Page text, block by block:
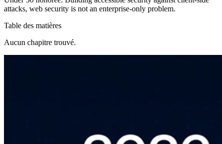
attacks, web security is not an enterprise-only problem.
Table des matières
Aucun chapitre trouvé.